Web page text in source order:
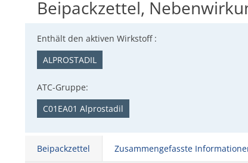
Beipackzettel,
Enthält den aktiven Wirkstoff :
ALPROSTADIL
ATC-Gruppe:
C01EA01 Alprostadil
Beipackzettel Zusammengefasste